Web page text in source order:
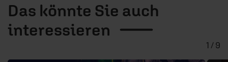
Das könnte Sie auch
interessieren
1 / 9